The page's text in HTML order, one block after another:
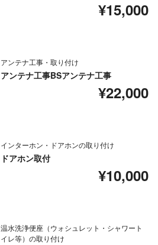
¥15,000
アンテナ工事・取り付け
アンテナ工事BSアンテナ工事
¥22,000
インターホン・ドアホンの取り付け
ドアホン取付
¥10,000
温水洗浄便座（ウォシュレット・シャワート
イレ等）の取り付け